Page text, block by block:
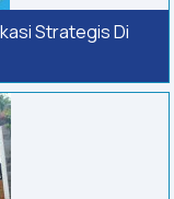
Strategis Di